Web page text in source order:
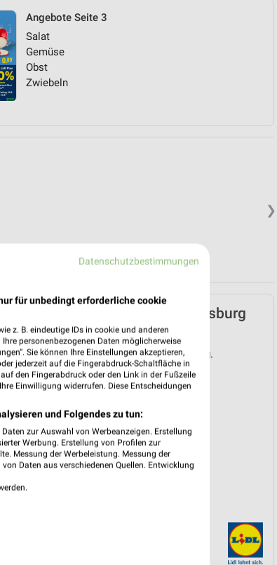
Angebote Seite 3
Salat
Gemüse
Obst
Zwiebeln
❯
❯
Lidl Prospekt für Wolfsburg
ab Mo. den 03.08.
Gültig von 03. Aug. bis 08. Aug.
📅 Kalendereintrag erstellen
PROSPEKT BLÄTTERN
Datenschutzbestimmungen
für unbedingt erforderliche cookie
z. B. eindeutige IDs in cookie und anderen
personenbezogenen Daten möglicherweise
Sie können Ihre Einstellungen akzeptieren,
jederzeit auf die Fingerabdruck-Schaltfläche in
den Fingerabdruck oder den Link in der Fußzeile
Einwilligung widerrufen. Diese Entscheidungen
und Folgendes zu tun:
zur Auswahl von Werbeanzeigen. Erstellung
Werbung. Erstellung von Profilen zur
Messung der Werbeleistung. Messung der
Daten aus verschiedenen Quellen. Entwicklung